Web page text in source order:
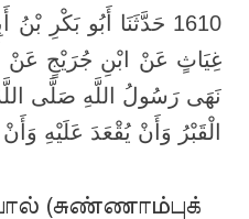
1610 حَدَّثَنَا أَبُو
غِيَاثٍ عَنْ ابْنِ جُرَيْجٍ عَنْ
نَهَى رَسُولُ اللَّهِ صَلَّى
الْقَبْرُ وَأَنْ يُقْعَدَ عَلَيْهِ
(சுண்ணாம்புக்